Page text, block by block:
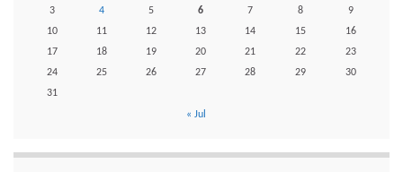
3
4 5 6 7 8
9
10
11 12 13 14 15
16
17
18 19 20 21 22
23
24
25 26 27 28 29
30
31
« Jul